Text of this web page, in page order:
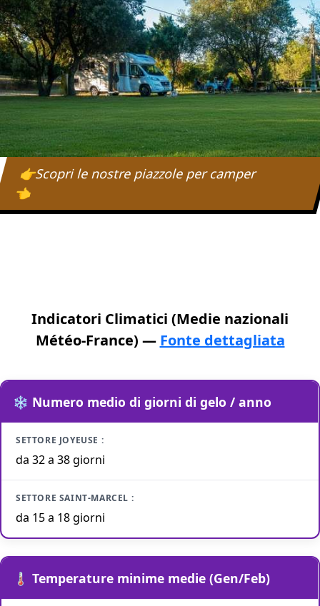
👉Scopri le nostre piazzole per camper
👈
Indicatori Climatici (Medie nazionali
Météo-France) — Fonte dettagliata
Indicatori Climatici
Settore Joyeuse (Piemonte / Bassa Ardèche)
❄️ Numero medio di giorni di gelo / anno
da 32 a 38 giorni
da 15 a 18 giorni
🌡️ Temperature minime medie (Gen/Feb)